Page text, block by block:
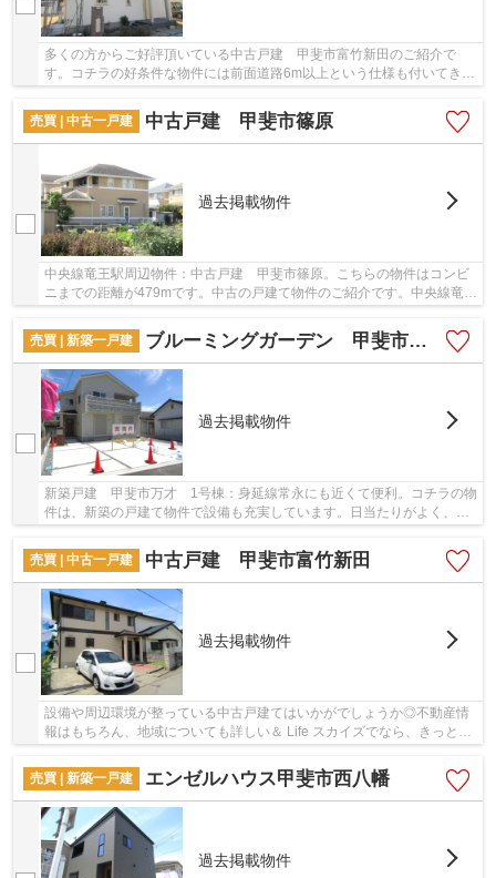
多くの方からご好評頂いている中古戸建 甲斐市富竹新田のご紹介で
す。コチラの好条件な物件には前面道路6m以上という仕様も付いてきま
売買 | 中古一戸建
中古戸建 甲斐市篠原
過去掲載物件
中央線竜王駅周辺物件：中古戸建 甲斐市篠原。こちらの物件はコンビ
ニまでの距離が479mです。中古の戸建て物件のご紹介です。中央線竜王
売買 | 新築一戸建
ブルーミングガーデン 甲斐市万才 1号棟
過去掲載物件
新築戸建 甲斐市万才 1号棟：身延線常永にも近くて便利。コチラの物
件は、新築の戸建て物件で設備も充実しています。日当たりがよく、冬
場でも明るい南西側道路に面しています。室内...
売買 | 中古一戸建
中古戸建 甲斐市富竹新田
過去掲載物件
設備や周辺環境が整っている中古戸建てはいかがでしょうか◎不動産情
報はもちろん、地域についても詳しい＆ Life スカイズでなら、きっとお
客様が希望とする物件を見つけることが可能で...
売買 | 新築一戸建
エンゼルハウス甲斐市西八幡
過去掲載物件